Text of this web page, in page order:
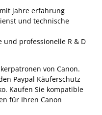
jahre erfahrung
und technische
professionelle R & D
von Canon.
Paypal Käuferschutz
Kaufen Sie kompatible
für Ihren Canon